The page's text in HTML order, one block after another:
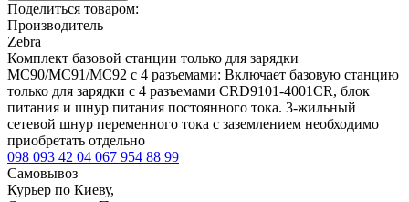
Поделиться товаром:
Производитель
Zebra
Комплект базовой станции только для зарядки
MC90/MC91/MC92 с 4 разъемами: Включает базовую станцию
​​только для зарядки с 4 разъемами CRD9101-4001CR, блок
питания и шнур питания постоянного тока. 3-жильный
сетевой шнур переменного тока с заземлением необходимо
приобретать отдельно
098 093 42 04 067 954 88 99
Самовывоз
Курьер по Киеву,